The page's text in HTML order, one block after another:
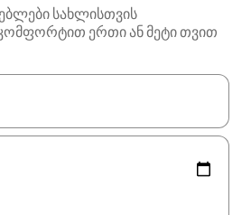
სახლისთვის
ერთი ან მეტი თვით
გახდება, ნავიგაციისთვის